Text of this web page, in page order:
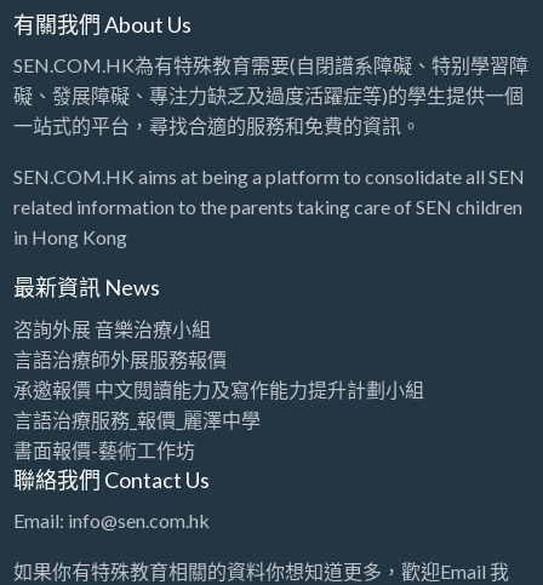
有關我們 About Us
SEN.COM.HK為有特殊教育需要(自閉譜系障礙、特别學習障
礙、發展障礙、專注力缺乏及過度活躍症等)的學生提供一個
一站式的平台，尋找合適的服務和免費的資訊。
SEN.COM.HK aims at being a platform to consolidate all SEN
related information to the parents taking care of SEN children
in Hong Kong
最新資訊 News
咨詢外展 音樂治療小組
言語治療師外展服務報價
承邀報價 中文閱讀能力及寫作能力提升計劃小組
言語治療服務_報價_麗澤中學
書面報價-藝術工作坊
聯絡我們 Contact Us
Email: info@sen.com.hk
如果你有特殊教育相關的資料你想知道更多，歡迎Email 我